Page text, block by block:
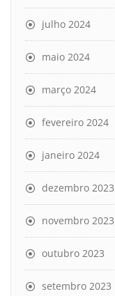
julho 2024
maio 2024
março 2024
fevereiro 2024
janeiro 2024
dezembro 2023
novembro 2023
outubro 2023
setembro 2023